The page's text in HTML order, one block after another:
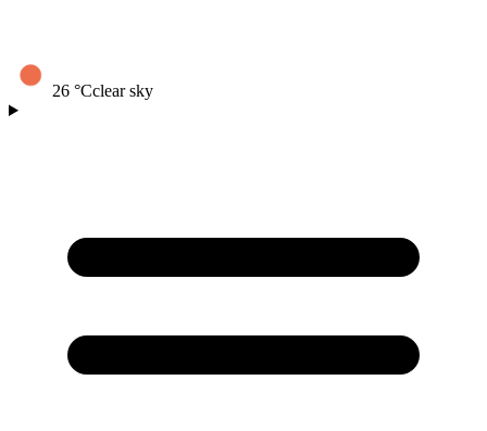
26 °Cclear sky